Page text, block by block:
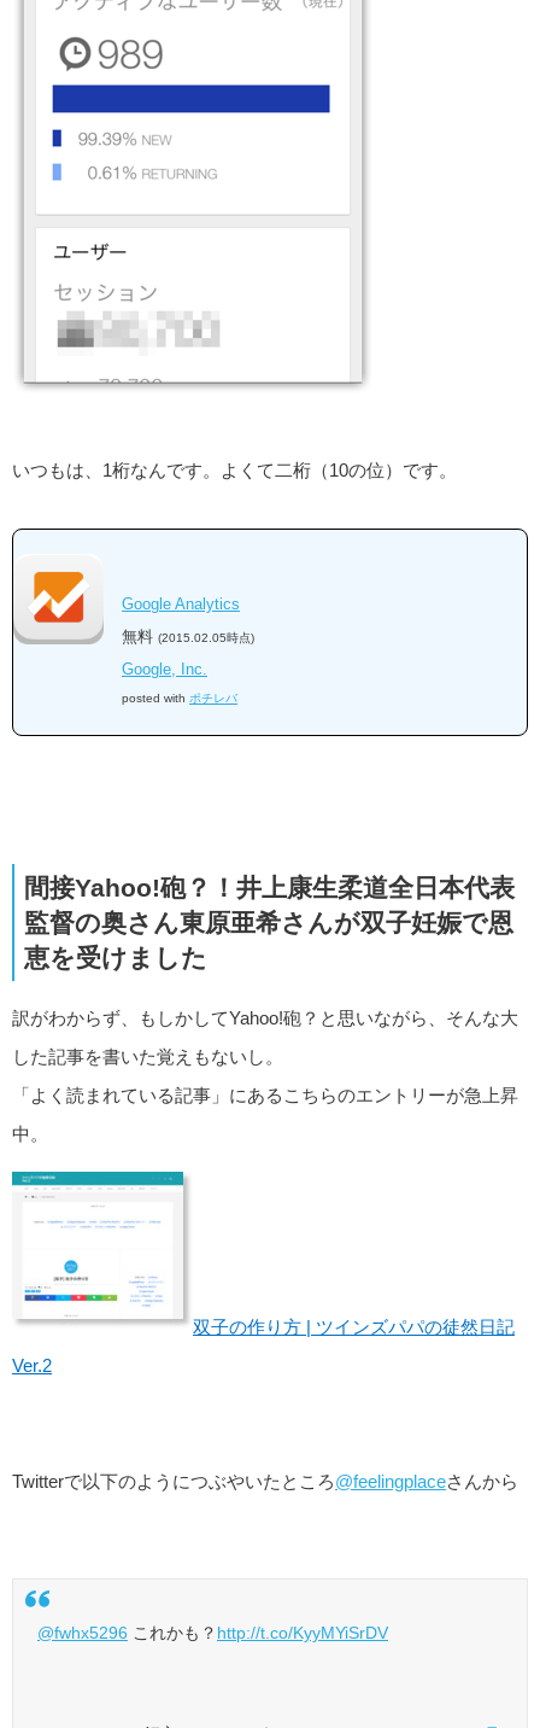
いつもは、1桁なんです。よくて二桁（10の位）です。
Google Analytics
無料 (2015.02.05時点)
Google, Inc.
posted with ポチレバ
間接Yahoo!砲？！井上康生柔道全日本代表
監督の奥さん東原亜希さんが双子妊娠で恩
恵を受けました
訳がわからず、もしかしてYahoo!砲？と思いながら、そんな大
した記事を書いた覚えもないし。
「よく読まれている記事」にあるこちらのエントリーが急上昇
中。
双子の作り方 | ツインズパパの徒然日記
Ver.2
Twitterで以下のようにつぶやいたところ@feelingplaceさんから
@fwhx5296 これかも？ http://t.co/KyyMYiSrDV